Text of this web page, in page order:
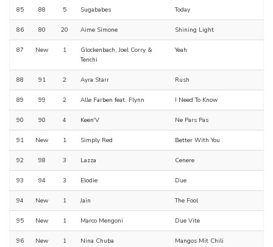
85 88 5 Sugababes Today
86 80 20 Aime Simone Shining Light
87 New 1
Glockenbach, Joel Corry &
Tenchi
Yeah
88 91 2 Ayra Starr Rush
89 99 2 Alle Farben feat. Flynn I Need To Know
90 90 4 Keen'V Ne Pars Pas
91 New 1 Simply Red Better With You
92 98 3 Lazza Cenere
93 94 3 Elodie Due
94 New 1 Jain The Fool
95 New 1 Marco Mengoni Due Vite
96 New 1 Nina Chuba Mangos Mit Chili